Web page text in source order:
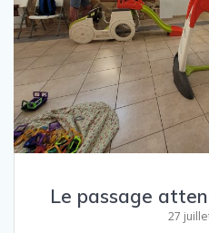
Le passage
27